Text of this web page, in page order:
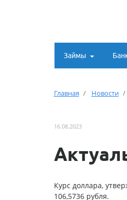
Займы
Главная Новости
16.08.2023
Курс доллара,
106,5736 рубля.